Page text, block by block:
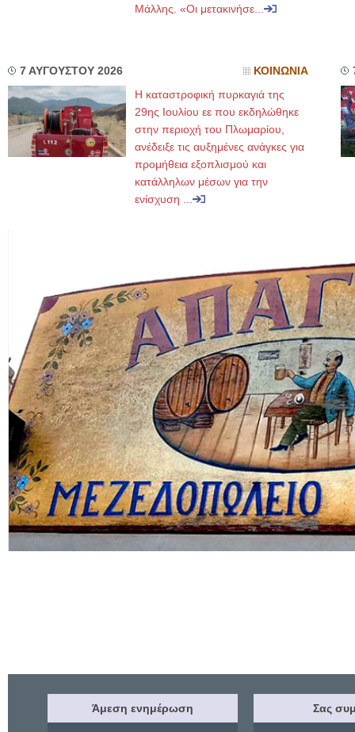
Μάλλης. «Οι μετακινήσε...
7 ΑΥΓΟΥΣΤΟΥ 2026 ΚΟΙΝΩΝΙΑ
Η καταστροφική πυρκαγιά της
29ης Ιουλίου εε που εκδηλώθηκε
στην περιοχή του Πλωμαρίου,
ανέδειξε τις αυξημένες ανάγκες για
προμήθεια εξοπλισμού και
κατάλληλων μέσων για την
ενίσχυση ...
Άμεση ενημέρωση Σας